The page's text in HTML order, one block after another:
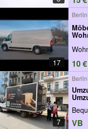
17
Berlin
10
7
Berlin
VB